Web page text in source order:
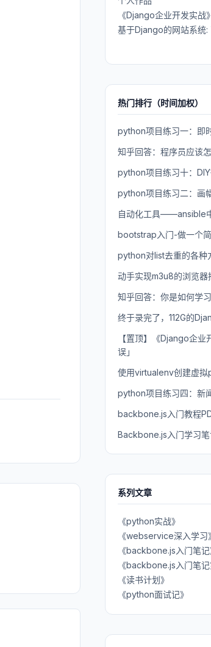
《Django企业开发实战》
基于Django的网站系统
热门排行（时间加权）
python项目练习一：即
知乎回答：程序员应该
python项目练习十：
python项目练习二：画
自动化工具——ansible
bootstrap入门-做一个
python对list去重的各种
动手实现m3u8的浏览器
知乎回答：你是如何学
终于录完了，112G的
【置顶】《Django企业
误」
使用virtualenv创建虚拟
python项目练习四：新
backbone.js入门教程
Backbone.js入门学习
系列文章
《python实战》
《webservice深入学习
《backbone.js入门笔记
《backbone.js入门笔记
《读书计划》
《python面试记》